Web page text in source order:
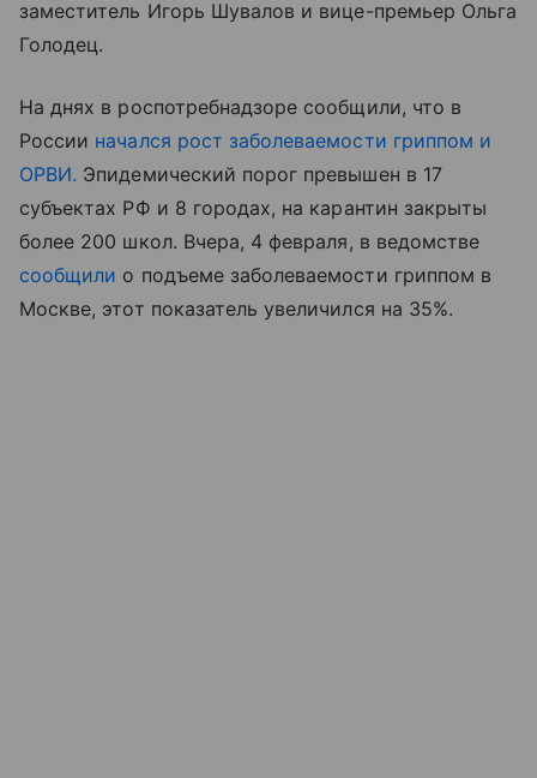
заместитель Игорь Шувалов и вице-премьер Ольга
Голодец.
На днях в роспотребнадзоре сообщили, что в
России начался рост заболеваемости гриппом и
ОРВИ. Эпидемический порог превышен в 17
субъектах РФ и 8 городах, на карантин закрыты
более 200 школ. Вчера, 4 февраля, в ведомстве
сообщили о подъеме заболеваемости гриппом в
Москве, этот показатель увеличился на 35%.